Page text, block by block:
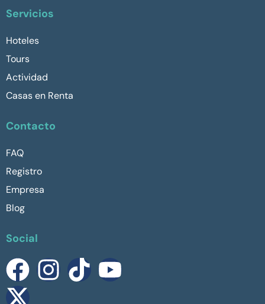
Servicios
Hoteles
Tours
Actividad
Casas en Renta
Contacto
FAQ
Registro
Empresa
Blog
Social